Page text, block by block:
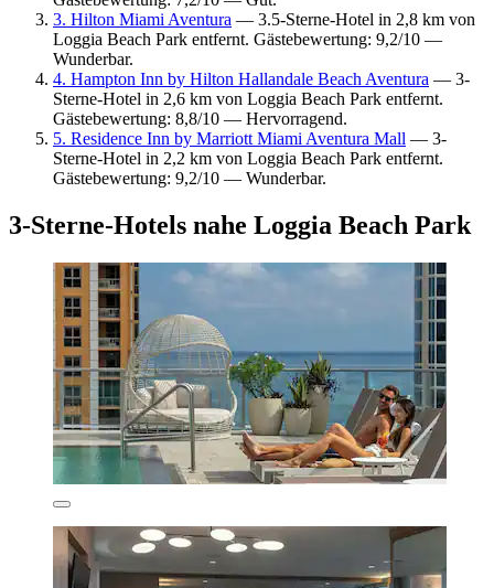
3. Hilton Miami Aventura — 3.5-Sterne-Hotel in 2,8 km von
Loggia Beach Park entfernt. Gästebewertung: 9,2/10 —
Wunderbar.
4. Hampton Inn by Hilton Hallandale Beach Aventura — 3-
Sterne-Hotel in 2,6 km von Loggia Beach Park entfernt.
Gästebewertung: 8,8/10 — Hervorragend.
5. Residence Inn by Marriott Miami Aventura Mall — 3-
Sterne-Hotel in 2,2 km von Loggia Beach Park entfernt.
Gästebewertung: 9,2/10 — Wunderbar.
3-Sterne-Hotels nahe Loggia Beach Park